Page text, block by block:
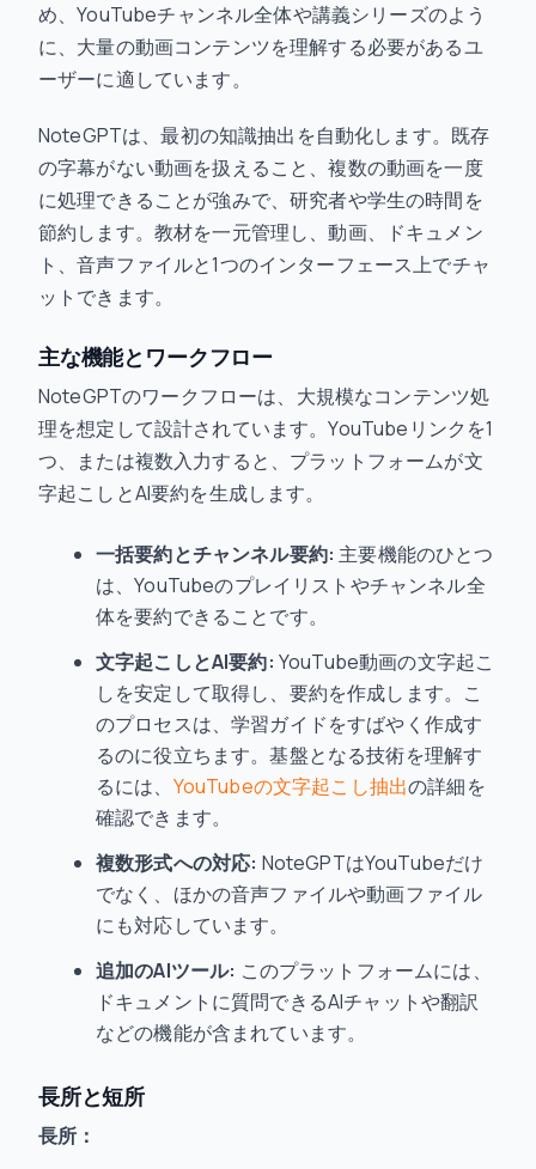
め、YouTubeチャンネル全体や講義シリーズのよう
に、大量の動画コンテンツを理解する必要があるユ
ーザーに適しています。
NoteGPTは、最初の知識抽出を自動化します。既存
の字幕がない動画を扱えること、複数の動画を一度
に処理できることが強みで、研究者や学生の時間を
節約します。教材を一元管理し、動画、ドキュメン
ト、音声ファイルと1つのインターフェース上でチャ
ットできます。
主な機能とワークフロー
NoteGPTのワークフローは、大規模なコンテンツ処
理を想定して設計されています。YouTubeリンクを1
つ、または複数入力すると、プラットフォームが文
字起こしとAI要約を生成します。
一括要約とチャンネル要約: 主要機能のひとつ
は、YouTubeのプレイリストやチャンネル全
体を要約できることです。
文字起こしとAI要約: YouTube動画の文字起こ
しを安定して取得し、要約を作成します。こ
のプロセスは、学習ガイドをすばやく作成す
るのに役立ちます。基盤となる技術を理解す
るには、 YouTubeの文字起こし抽出の詳細を
確認できます。
複数形式への対応: NoteGPTはYouTubeだけ
でなく、ほかの音声ファイルや動画ファイル
にも対応しています。
追加のAIツール: このプラットフォームには、
ドキュメントに質問できるAIチャットや翻訳
などの機能が含まれています。
長所と短所
長所：